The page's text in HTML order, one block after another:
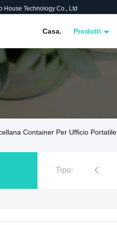
House Technology Co., Ltd
Casa. Prodotti
Container Per Ufficio Portatile
Tipo:
prefabbricata del contenitore